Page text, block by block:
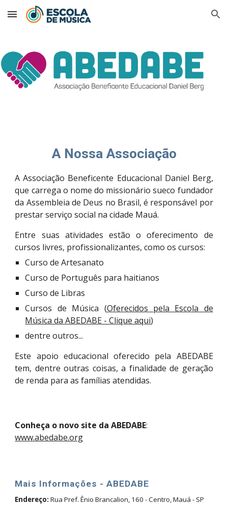
Skip to main content Skip to navigation
A Nossa Associação
AAssociação Beneficente Educacional Daniel Berg,
que carrega o nome do missionário sueco fundador
da Assembleia de Deus no Brasil, é responsável por
prestar serviço social na cidade Mauá.
Entre suas atividades estão o oferecimento de
cursos livres, profissionalizantes, como oscursos:
Curso deArtesanato
Curso de Português para haitianos
Curso de Libras
Cursos de Música (Oferecidos pela Escola de
Música da ABEDABE - Clique aqui)
dentreoutros...
Este apoio educacional oferecido pela ABEDABE
tem, dentre outras coisas, a finalidade de geração
de renda para as famílias atendidas.
Conheça o novo site da ABEDABE
www.abedabe.org
Mais Informações - ABEDABE
Endereço: Rua Pref. Ênio Brancalion, 160 - Centro, Mauá - SP